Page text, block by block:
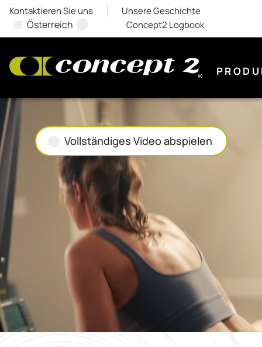
Kontaktieren Sie uns Unsere Geschichte
Österreich Concept2 Logbook
Vollständiges Video abspielen